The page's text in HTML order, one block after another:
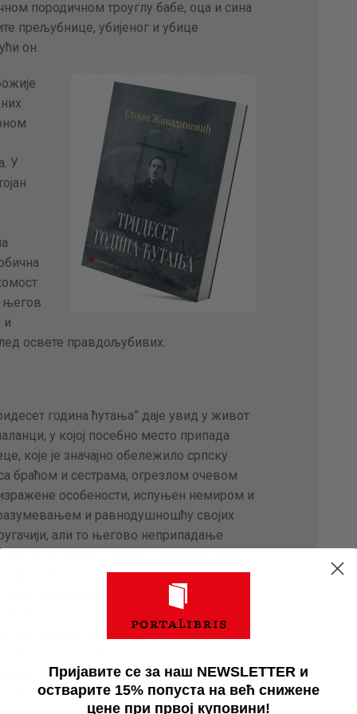
породичном троуглу бабе, оца и сина
прељубнице, убијеног и убице
он
У
његов
и
освете правдољубивих.
година ћутања” даје увид у живот
у којој посебно место припада
које је значајно обележило српску
браћом и сестрама, огрезлом очевом
особености, испуњен немиром и
и равнодушношћу својих
али то његово неприпадање
за своју болест и морални
савести са којом је морао да живи
Стојан Живадиновић описује и да је
а која је обележила српску
Пријавите се за наш NEWSLETTER и
остварите 15% попуста на већ снижене
цене при првој куповини!